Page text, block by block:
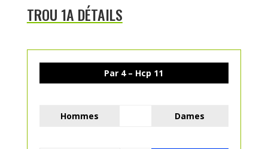
TROU 1A DÉTAILS
Par 4 – Hcp 11
Hommes Dames